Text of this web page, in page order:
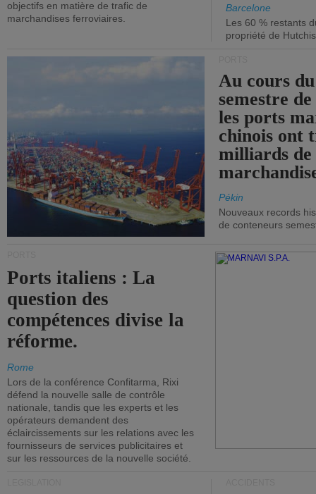
objectifs en matière de trafic de
marchandises ferroviaires.
Barcelone
Les 60 % restants
propriété de
Au cours
semestre
les ports
chinois ont
milliards de
Pékin
Nouveaux records
de conteneurs
Ports italiens : La
question des
compétences divise la
réforme.
Rome
Lors de la conférence Confitarma, Rixi
défend la nouvelle salle de contrôle
nationale, tandis que les experts et les
opérateurs demandent des
éclaircissements sur les relations avec les
fournisseurs de services publicitaires et
sur les ressources de la nouvelle société.